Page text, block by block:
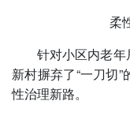
柔
针对小区内老
新村摒弃了“一刀切
性治理新路。